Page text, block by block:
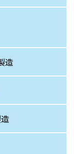
造
造